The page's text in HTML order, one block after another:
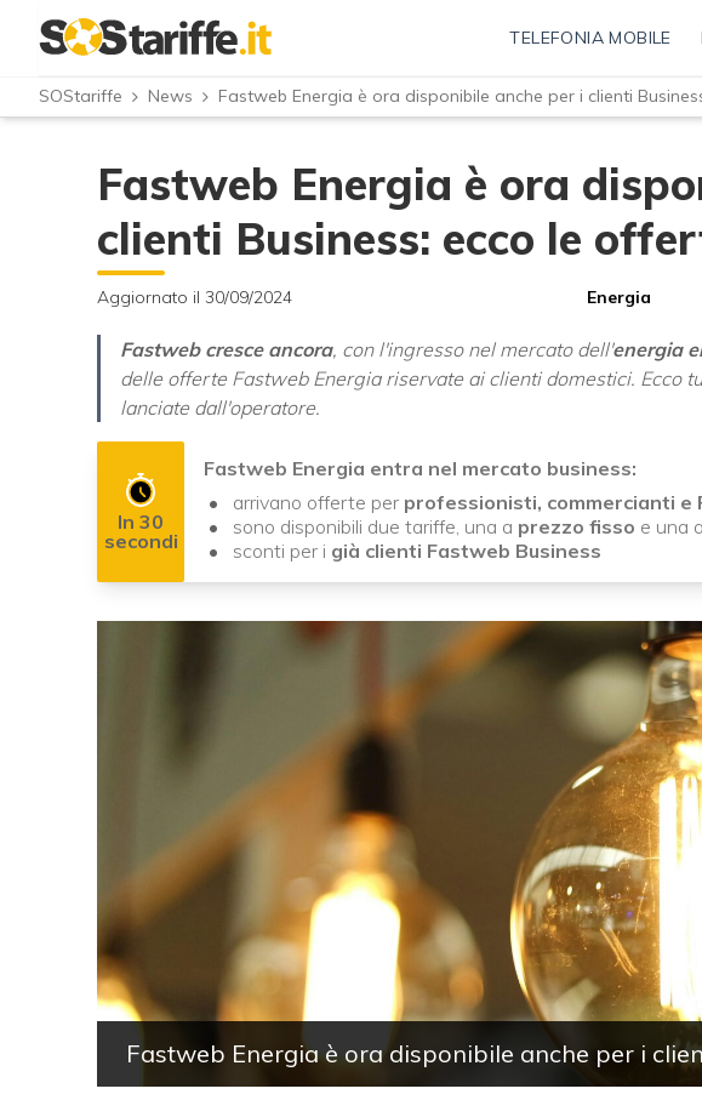
TELEFONIA MOBILE
SOStariffe News Fastweb Energia è ora disponibile anche per i clienti
Fastweb Energia è ora
clienti Business: ecco le
Aggiornato il 30/09/2024 Energia
Fastweb cresce ancora, con l'ingresso nel mercato dell'energia
delle offerte Fastweb Energia riservate ai clienti domestici. Ecco
lanciate dall'operatore.
In 30
secondi
Fastweb Energia entra nel mercato business:
arrivano offerte per professionisti, commercianti e
sono disponibili due tariffe, una a prezzo fisso e una a
sconti per i già clienti Fastweb Business
Fastweb Energia è ora disponibile anche per i